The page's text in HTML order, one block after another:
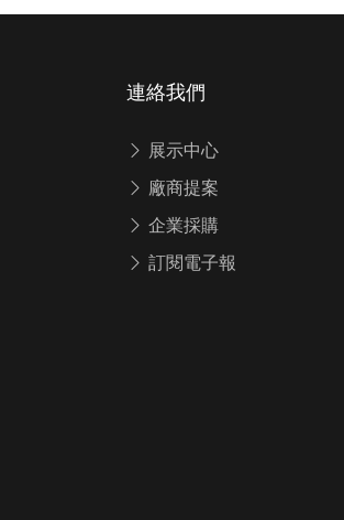
連絡我們
展示中心
廠商提案
企業採購
訂閱電子報